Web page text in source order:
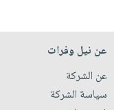
عن نيل وفرات
عن الشركة
سياسة الشركة